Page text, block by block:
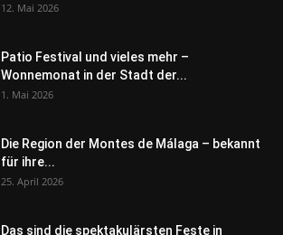
12. Mai 2026
Patio Festival und vieles mehr –
Wonnemonat in der Stadt der...
1. Mai 2026
Die Region der Montes de Málaga – bekannt
für ihre...
25. April 2026
Das sind die spektakulärsten Feste in